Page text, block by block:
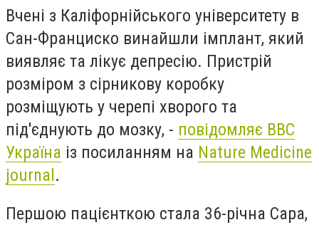
Вчені з Каліфорнійського університету в
Сан-Франциско винайшли імплант, який
виявляє та лікує депресію. Пристрій
розміром з сірникову коробку
розміщують у черепі хворого та
під'єднують до мозку, - повідомляє BBC
Україна із посиланням на Nature Medicine
journal .
Першою пацієнткою стала 36-річна Сара,